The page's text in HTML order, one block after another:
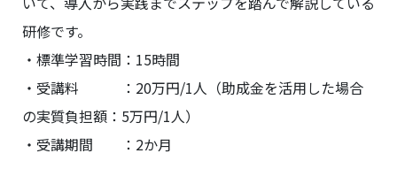
研修です。
・標準学習時間：15時間
・受講料 ：20万円/1人（助成金を活用した場合
の実質負担額：5万円/1人）
・受講期間 ：2か月